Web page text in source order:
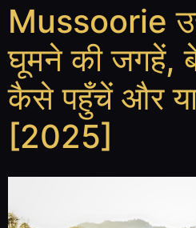
Mussoorie
घूमने की जगहें,
कैसे पहुँचें और
[2025]